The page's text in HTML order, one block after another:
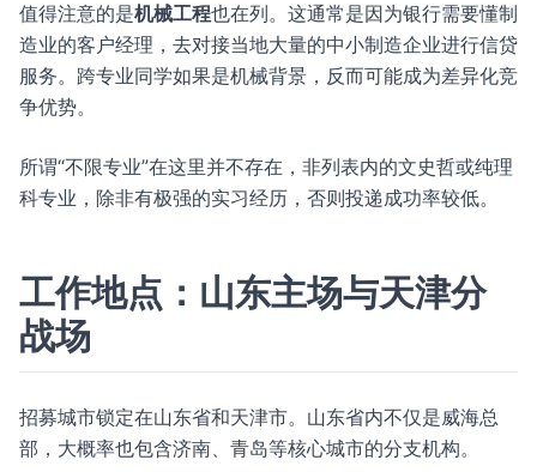
值得注意的是机械工程也在列。这通常是因为银行需要懂制
造业的客户经理，去对接当地大量的中小制造企业进行信贷
服务。跨专业同学如果是机械背景，反而可能成为差异化竞
争优势。
所谓“不限专业”在这里并不存在，非列表内的文史哲或纯理
科专业，除非有极强的实习经历，否则投递成功率较低。
工作地点：山东主场与天津分
战场
招募城市锁定在山东省和天津市。山东省内不仅是威海总
部，大概率也包含济南、青岛等核心城市的分支机构。